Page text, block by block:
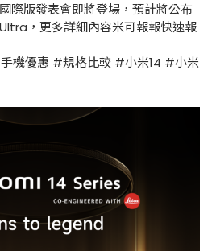
際版發表會即將登場，預計將公布
，更多詳細內容米可報報快速報
機優惠 #規格比較 #小米14 #小米